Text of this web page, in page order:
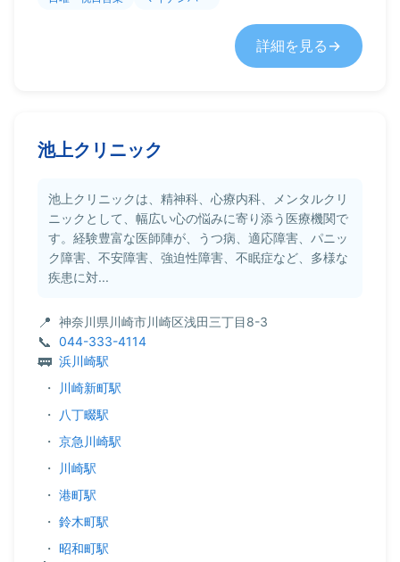
詳細を見る
池上クリニック
池上クリニックは、精神科、心療内科、メンタルクリ
ニックとして、幅広い心の悩みに寄り添う医療機関で
す。経験豊富な医師陣が、うつ病、適応障害、パニッ
ク障害、不安障害、強迫性障害、不眠症など、多様な
疾患に対...
神奈川県川崎市川崎区浅田三丁目8-3
044-333-4114
浜川崎駅
・
川崎新町駅
・
八丁畷駅
・ 京急川崎駅
・
川崎駅
・ 港町駅
・ 鈴木町駅
・ 昭和町駅